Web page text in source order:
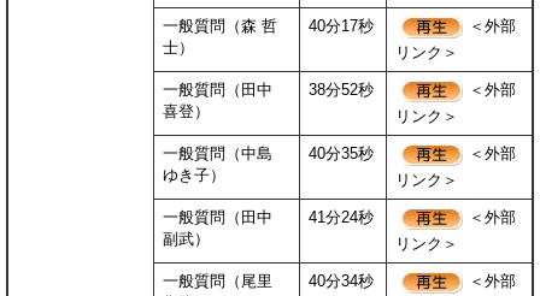
一般質問（森 哲
士）
40分17秒
＜外部
リンク＞
一般質問（田中
喜登）
38分52秒
＜外部
リンク＞
一般質問（中島
ゆき子）
40分35秒
＜外部
リンク＞
一般質問（田中
副武）
41分24秒
＜外部
リンク＞
一般質問（尾里
40分34秒
＜外部